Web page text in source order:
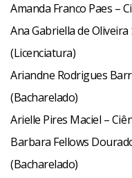
Amanda Franco Paes –
Ana Gabriella de
(Licenciatura)
Ariandne Rodrigues
(Bacharelado)
Arielle Pires Maciel –
Barbara Fellows
(Bacharelado)